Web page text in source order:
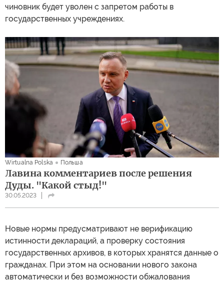
чиновник будет уволен с запретом работы в
государственных учреждениях.
Wirtualna Polska Польша
Лавина комментариев после решения
Дуды. "Какой стыд!"
30.05.2023
Новые нормы предусматривают не верификацию
истинности деклараций, а проверку состояния
государственных архивов, в которых хранятся данные о
гражданах. При этом на основании нового закона
автоматически и без возможности обжалования